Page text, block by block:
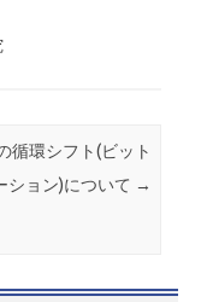
循環シフト(ビット
ション)について →